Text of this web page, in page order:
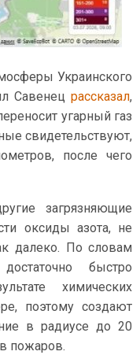
Украинского
Савенецрассказал,
угарный газ
свидетельствуют,
после чего
загрязняющие
оксиды азота, не
далеко. По словам
быстро
химических
поэтому создают
в радиусе до 20
пожаров.